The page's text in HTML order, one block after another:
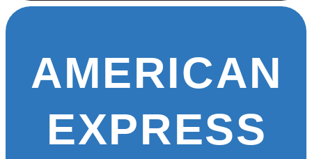
AMERICAN
EXPRESS